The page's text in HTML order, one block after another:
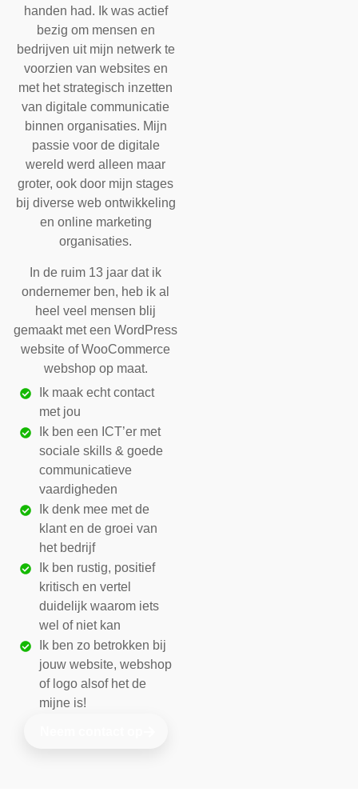
handen had. Ik was actief
bezig om mensen en
bedrijven uit mijn netwerk te
voorzien van websites en
met het strategisch inzetten
van digitale communicatie
binnen organisaties. Mijn
passie voor de digitale
wereld werd alleen maar
groter, ook door mijn stages
bij diverse web ontwikkeling
en online marketing
organisaties.
In de ruim 13 jaar dat ik
ondernemer ben, heb ik al
heel veel mensen blij
gemaakt met een WordPress
website of WooCommerce
webshop op maat.
Ik maak echt contact
met jou
Ik ben een ICT’er met
sociale skills & goede
communicatieve
vaardigheden
Ik denk mee met de
klant en de groei van
het bedrijf
Ik ben rustig, positief
kritisch en vertel
duidelijk waarom iets
wel of niet kan
Ik ben zo betrokken bij
jouw website, webshop
of logo alsof het de
mijne is!